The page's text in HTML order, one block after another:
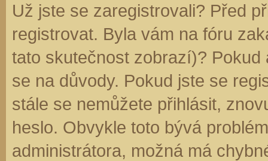
Už jste se zaregistrovali? Před
registrovat. Byla vám na fóru
tato skutečnost zobrazí)?
se na důvody. Pokud jste se
stále se nemůžete přihlásit,
heslo. Obvykle toto bývá
administrátora, možná má